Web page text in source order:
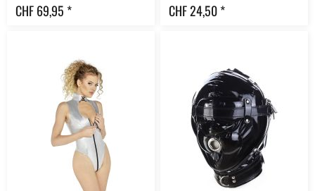
CHF 69,95 * CHF 24,50 *